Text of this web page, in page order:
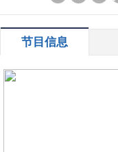
节目信息